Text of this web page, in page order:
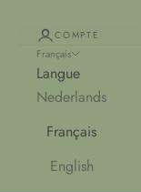
COMPTE
Français
Langue
Nederlands
Français
English